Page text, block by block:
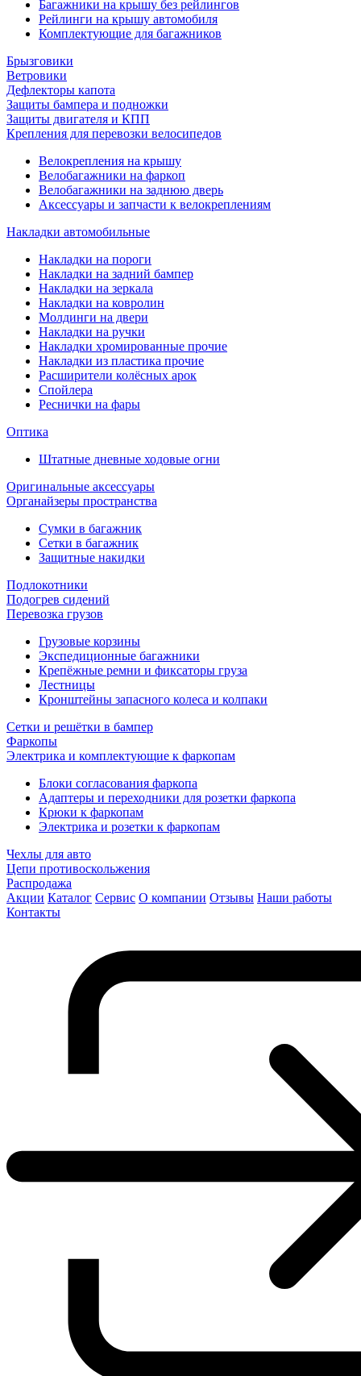
Багажники на крышу без рейлингов
Рейлинги на крышу автомобиля
Комплектующие для багажников
Брызговики
Ветровики
Дефлекторы капота
Защиты бампера и подножки
Защиты двигателя и КПП
Крепления для перевозки велосипедов
Велокрепления на крышу
Велобагажники на фаркоп
Велобагажники на заднюю дверь
Аксессуары и запчасти к велокреплениям
Накладки автомобильные
Накладки на пороги
Накладки на задний бампер
Накладки на зеркала
Накладки на ковролин
Молдинги на двери
Накладки на ручки
Накладки хромированные прочие
Накладки из пластика прочие
Расширители колёсных арок
Спойлера
Реснички на фары
Оптика
Штатные дневные ходовые огни
Оригинальные аксессуары
Органайзеры пространства
Сумки в багажник
Сетки в багажник
Защитные накидки
Подлокотники
Подогрев сидений
Перевозка грузов
Грузовые корзины
Экспедиционные багажники
Крепёжные ремни и фиксаторы груза
Лестницы
Кронштейны запасного колеса и колпаки
Сетки и решётки в бампер
Фаркопы
Электрика и комплектующие к фаркопам
Блоки согласования фаркопа
Адаптеры и переходники для розетки фаркопа
Крюки к фаркопам
Электрика и розетки к фаркопам
Чехлы для авто
Цепи противоскольжения
Распродажа
Акции Каталог Сервис О компании Отзывы Наши работы
Контакты